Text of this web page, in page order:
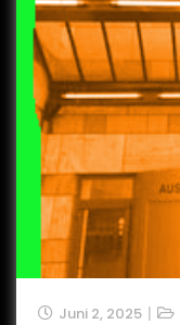
Juni 2, 2025